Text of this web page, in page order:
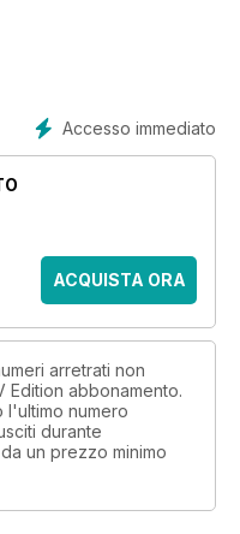
1944
THE GREAT WAR
made to Emhar’s 1:35
GELÄNDEWAGEN MIT
West German DKW
vehicle
FRENCH STYLE!
WW1 French tank
NO NAME
of Trumpeter’s 1:35
Bradley BUSK III
Accesso immediato
ACQUISTA ORA
arretrati non
Edition abbonamento.
l'ultimo numero
durante
un prezzo minimo